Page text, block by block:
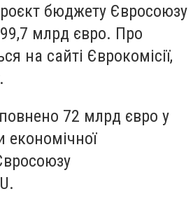
бюджету Євросоюзу
млрд євро. Про
на сайті Єврокомісії,
72 млрд євро у